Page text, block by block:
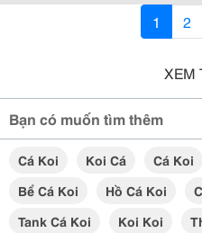
1 2
XEM
Bạn có muốn tìm thêm
Cá Koi Koi Cá Cá Koi
Bể Cá Koi
Hồ Cá Koi
Tank Cá Koi
Koi Koi